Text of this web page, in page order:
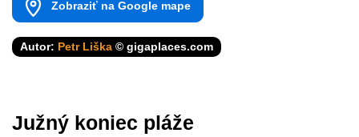
Zobraziť na Google mape
Autor: Petr Liška © gigaplaces.com
Južný koniec pláže